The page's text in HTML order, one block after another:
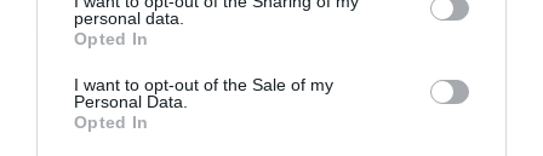
personal data.
Opted In
I want to opt-out of the Sale of my
Personal Data.
Opted In
ώρες.
Αποδέχομαι τους